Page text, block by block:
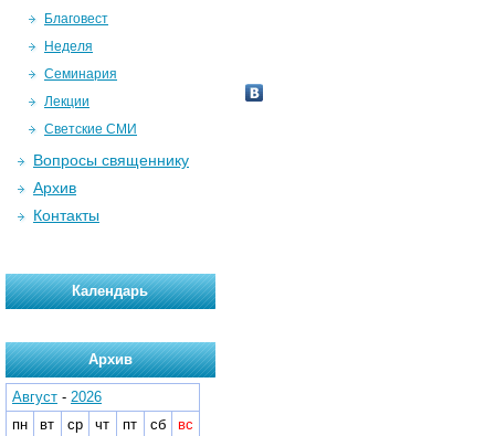
Благовест
Неделя
Семинария
Лекции
Светские СМИ
Вопросы священнику
Архив
Контакты
Календарь
Архив
Август - 2026
пн
вт ср чт пт сб
вс